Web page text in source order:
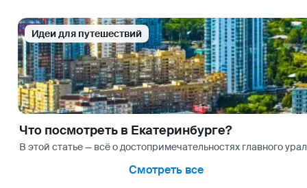
Идеи для путешествий
Что посмотреть в Екатеринбурге?
В этой статье — всё о достопримечательностях главного
Смотреть все